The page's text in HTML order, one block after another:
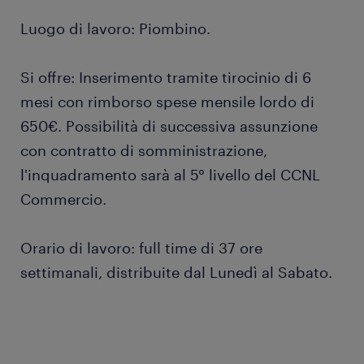
Luogo di lavoro: Piombino.
Si offre: Inserimento tramite tirocinio di 6
mesi con rimborso spese mensile lordo di
650€. Possibilità di successiva assunzione
con contratto di somministrazione,
l'inquadramento sarà al 5° livello del CCNL
Commercio.
Orario di lavoro: full time di 37 ore
settimanali, distribuite dal Lunedì al Sabato.